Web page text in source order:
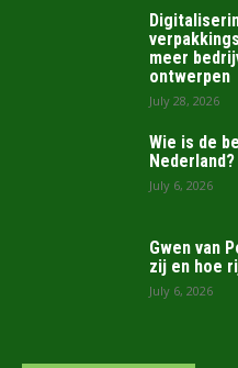
meer
ontwerpen
July 28, 2026
Wie is de
July 6, 2026
Gwen van
zij en hoe
July 6, 2026